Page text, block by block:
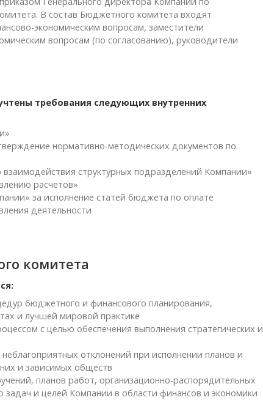
В состав Бюджетного комитета входят
экономическим вопросам, заместители
вопросам (по согласованию), руководители
требования следующих внутренних
нормативно-методических документов по
структурных подразделений Компании»
расчетов»
за исполнение статей бюджета по оплате
деятельности
комитета
бюджетного и финансового планирования,
и лучшей мировой практике
с целью обеспечения выполнения стратегических и
отклонений при исполнении планов и
и зависимых обществ
планов работ, организационно-распорядительных
и целей Компании в области финансов и экономики